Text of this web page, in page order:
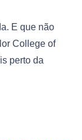
E que não
College of
perto da